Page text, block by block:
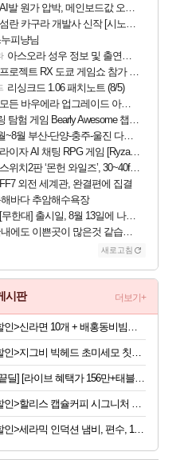
나온거 10추 하니 올리자 [84]
2판 ‘몬헌 와일즈’, 30~40fps 목표 추
AI발 원가 압박, 메인보드값 오르나
섬란 카구라 개발사 신작 [시노비 넥서스] 연내 출시 예정
피냥님
아스오라 성우 정보 및 출연작 모음
프로젝트 RX 도쿄 게임쇼 참가 결정
리싱크드 1.06 패치노트 (8/5)
모든 바우에라 업그레이드 아이템 획득 위치 공략 (89개)
탐험 게임 Bearly Awesome 챕터 1 트레일러
~8월 부산-단양-충주-울진 다녀왔어요~
라이자 AI 채팅 RPG 게임 [RyzaChat: AI] 공개
스위치2판 ‘몬헌 와일즈’, 30~40fps 목표 추정
FF7 외전 세계관, 완결편에 집결
바다 추암해수욕장
[무한대] 출시일, 8월 13일에 나오나
에도 이쁜곳이 많은것 같습니다
새로고침
시판 더보기+
60%할인>세라믹 인덕션 냄비, 편수, 18cm, 2개